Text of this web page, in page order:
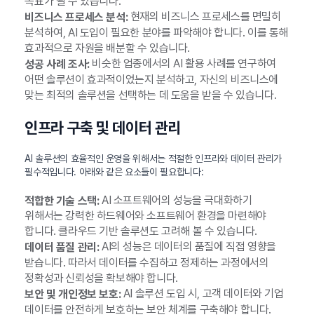
비즈니스 프로세스 분석:현재의 비즈니스 프로세스를 면밀히
분석하여, AI 도입이 필요한 분야를 파악해야 합니다. 이를 통해
효과적으로 자원을 배분할 수 있습니다.
성공 사례 조사:비슷한 업종에서의 AI 활용 사례를 연구하여
어떤 솔루션이 효과적이었는지 분석하고, 자신의 비즈니스에
맞는 최적의 솔루션을 선택하는 데 도움을 받을 수 있습니다.
인프라 구축 및 데이터 관리
AI 솔루션의 효율적인 운영을 위해서는 적절한 인프라와 데이터 관리가
필수적입니다. 아래와 같은 요소들이 필요합니다:
적합한 기술 스택:AI 소프트웨어의 성능을 극대화하기
위해서는 강력한 하드웨어와 소프트웨어 환경을 마련해야
합니다. 클라우드 기반 솔루션도 고려해 볼 수 있습니다.
데이터 품질 관리:AI의 성능은 데이터의 품질에 직접 영향을
받습니다. 따라서 데이터를 수집하고 정제하는 과정에서의
정확성과 신뢰성을 확보해야 합니다.
보안 및 개인정보 보호:AI 솔루션 도입 시, 고객 데이터와 기업
데이터를 안전하게 보호하는 보안 체계를 구축해야 합니다.